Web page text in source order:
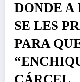
DONDE A
SE LES
PARA